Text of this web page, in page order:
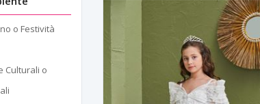
con
con Piume
in Perle e
o Festività
Culturali o